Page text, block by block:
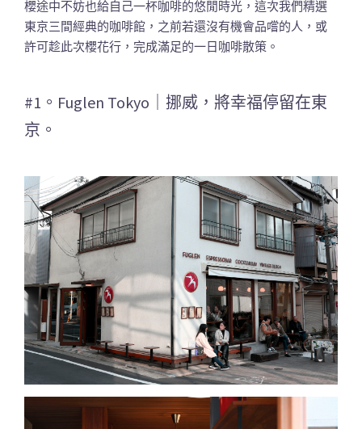
櫻途中不妨也給自己一杯咖啡的悠閒時光，這次我們精選
東京三間經典的咖啡館，之前若還沒有機會品嚐的人，或
許可趁此次櫻花行，完成滿足的一日咖啡散策。
#1。Fuglen Tokyo｜挪威，將幸福停留在東
京。